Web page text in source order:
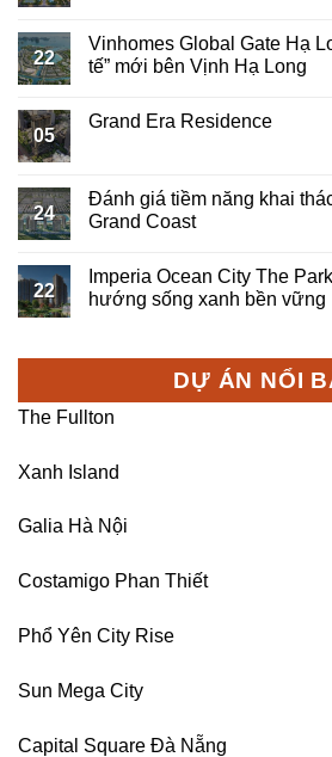
22
Vinhomes Global Gate Hạ
tế” mới bên Vịnh Hạ Long
05
Grand Era Residence
24
Đánh giá tiềm năng khai
Grand Coast
22
Imperia Ocean City The
hướng sống xanh bền vững
DỰ ÁN NỔI
The Fullton
Xanh Island
Galia Hà Nội
Costamigo Phan Thiết
Phổ Yên City Rise
Sun Mega City
Capital Square Đà Nẵng